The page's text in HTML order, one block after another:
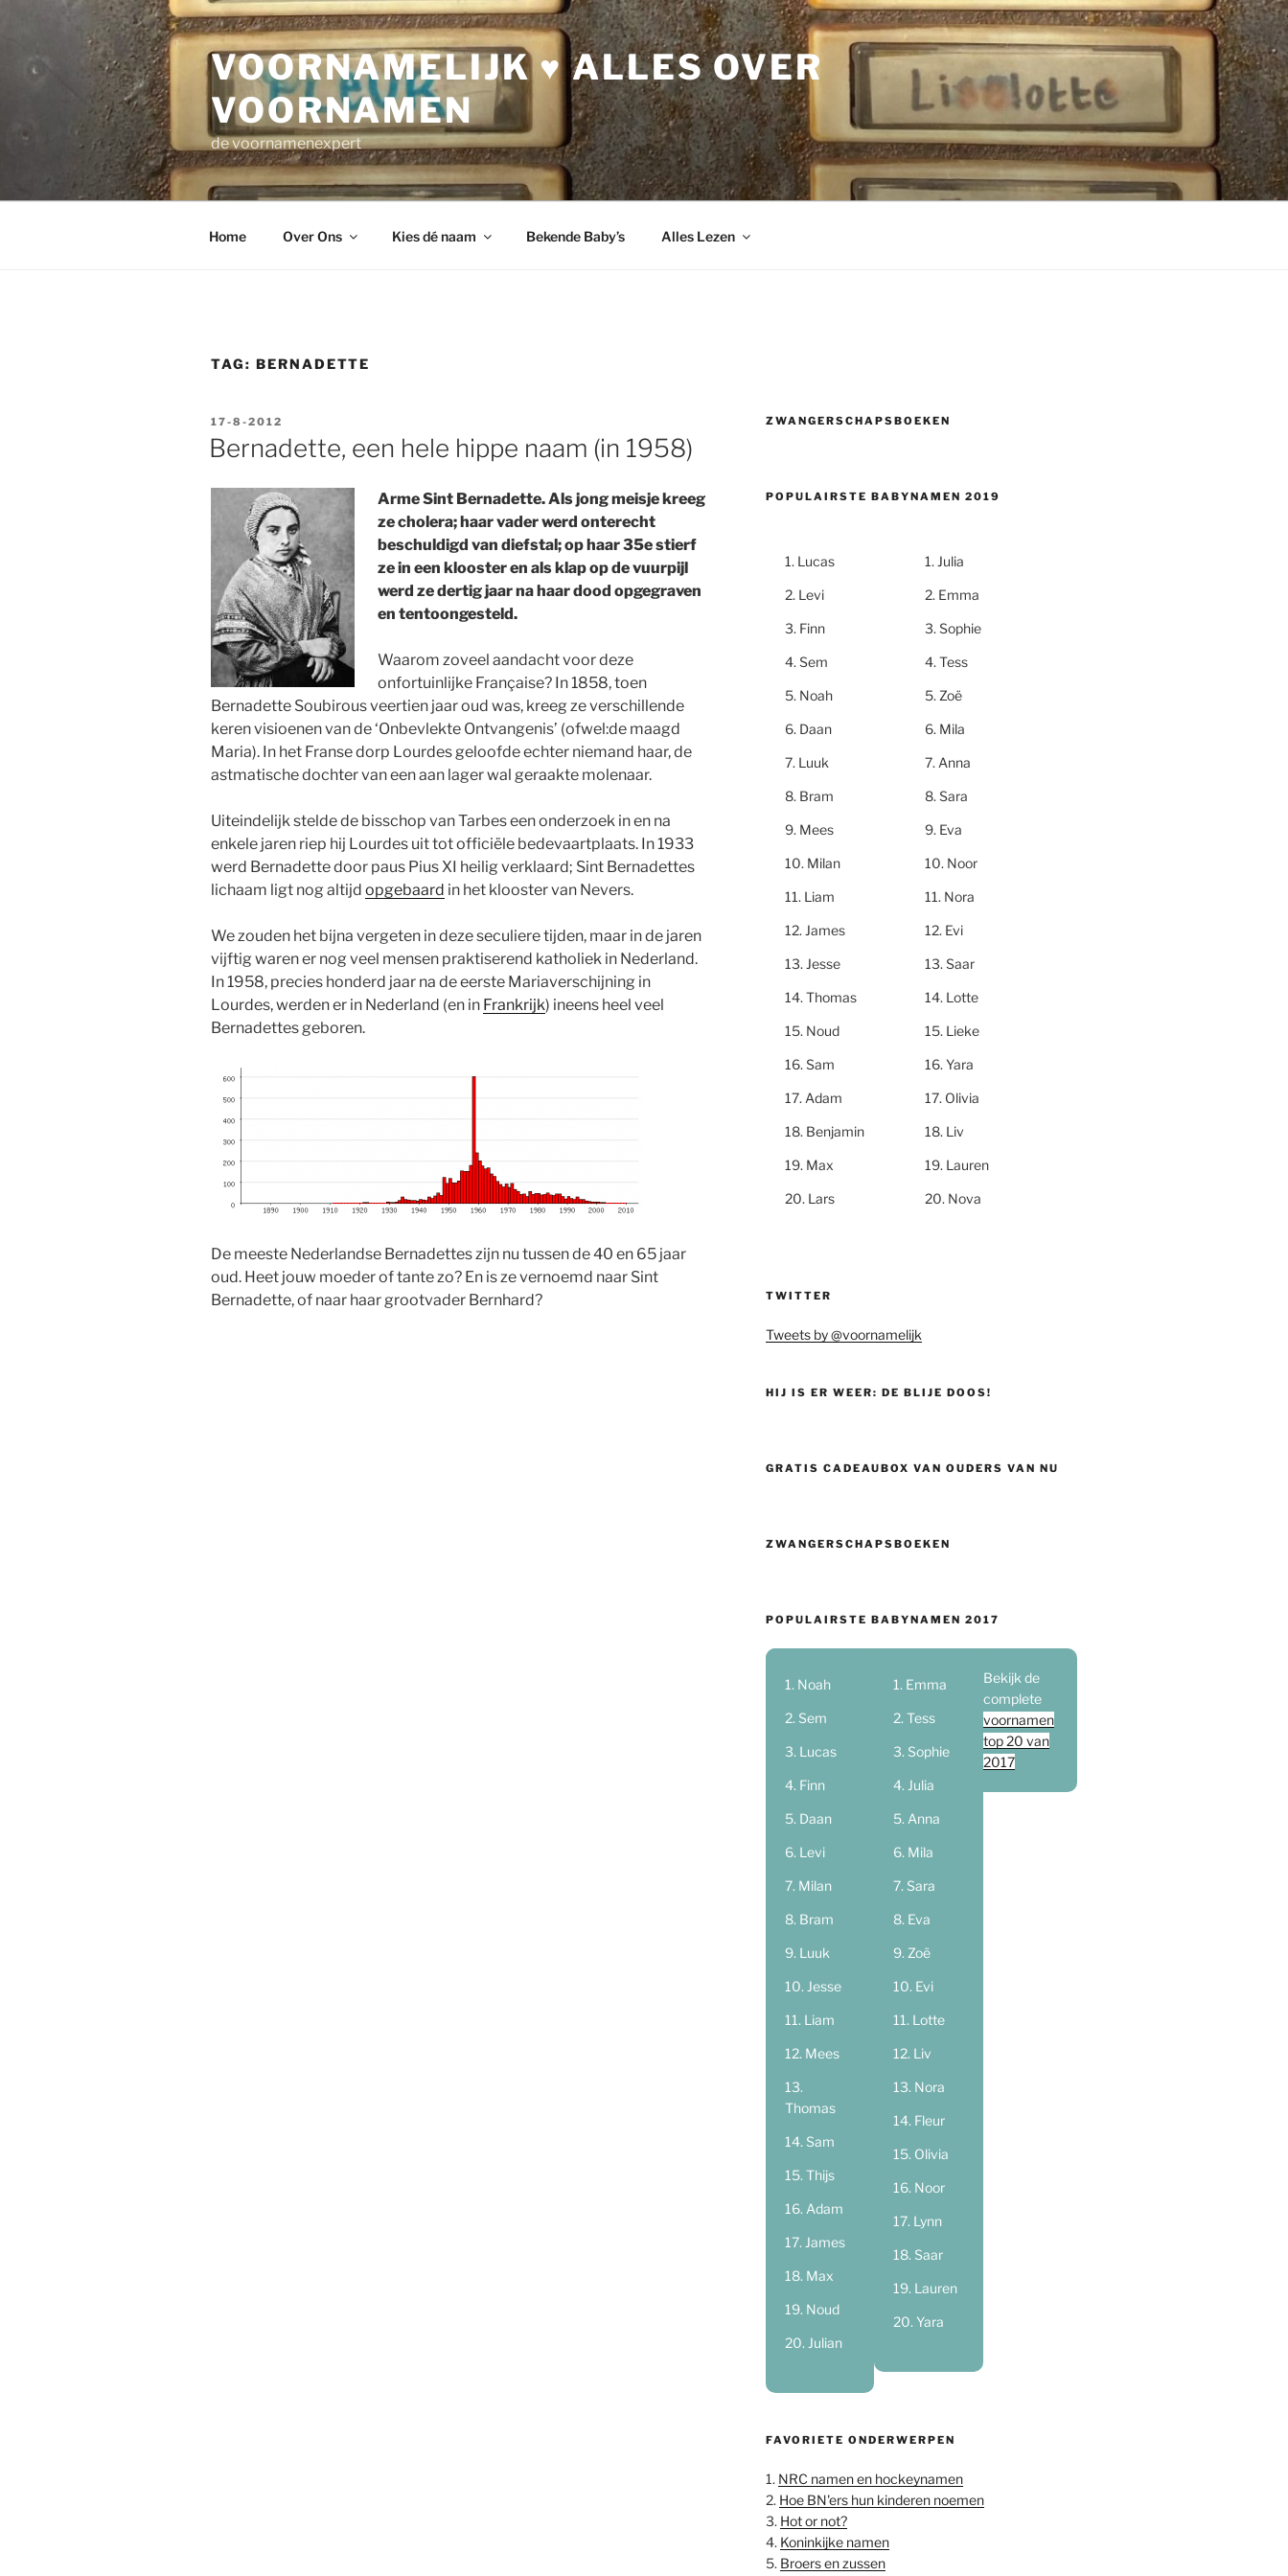
inhoud
VOORNAMELIJK ♥ ALLES OVER
VOORNAMEN
de voornamenexpert
Home Over Ons Kies dé naam Bekende Baby’s Alles Lezen
TAG: BERNADETTE
GEPLAATST
OP
17-8-2012
Bernadette, een hele hippe naam (in 1958)
Arme Sint Bernadette. Als jong meisje kreeg
ze cholera; haar vader werd onterecht
beschuldigd van diefstal; op haar 35e stierf
ze in een klooster en als klap op de vuurpijl
werd ze dertig jaar na haar dood opgegraven
en tentoongesteld.
Waarom zoveel aandacht voor deze
onfortuinlijke Française? In 1858, toen
Bernadette Soubirous veertien jaar oud was, kreeg ze verschillende
keren visioenen van de ‘Onbevlekte Ontvangenis’ (ofwel:de maagd
Maria). In het Franse dorp Lourdes geloofde echter niemand haar, de
astmatische dochter van een aan lager wal geraakte molenaar.
Uiteindelijk stelde de bisschop van Tarbes een onderzoek in en na
enkele jaren riep hij Lourdes uit tot officiële bedevaartplaats. In 1933
werd Bernadette door paus Pius XI heilig verklaard; Sint Bernadettes
lichaam ligt nog altijd opgebaard in het klooster van Nevers.
We zouden het bijna vergeten in deze seculiere tijden, maar in de jaren
vijftig waren er nog veel mensen praktiserend katholiek in Nederland.
In 1958, precies honderd jaar na de eerste Mariaverschijning in
Lourdes, werden er in Nederland (en in Frankrijk) ineens heel veel
Bernadettes geboren.
De meeste Nederlandse Bernadettes zijn nu tussen de 40 en 65 jaar
oud. Heet jouw moeder of tante zo? En is ze vernoemd naar Sint
Bernadette, of naar haar grootvader Bernhard?
ZWANGERSCHAPSBOEKEN
POPULAIRSTE BABYNAMEN 2019
Lucas
Levi
Finn
Sem
Noah
Daan
Luuk
Bram
Mees
Milan
Liam
James
Jesse
Thomas
Noud
Sam
Adam
Benjamin
Max
Lars
Julia
Emma
Sophie
Tess
Zoë
Mila
Anna
Sara
Eva
Noor
Nora
Evi
Saar
Lotte
Lieke
Yara
Olivia
Liv
Lauren
Nova
TWITTER
Tweets by @voornamelijk
HIJ IS ER WEER: DE BLIJE DOOS!
GRATIS CADEAUBOX VAN OUDERS VAN NU
ZWANGERSCHAPSBOEKEN
POPULAIRSTE BABYNAMEN 2017
Noah
Sem
Lucas
Finn
Daan
Levi
Milan
Bram
Luuk
Jesse
Liam
Mees
Thomas
Sam
Thijs
Adam
James
Max
Noud
Julian
Emma
Tess
Sophie
Julia
Anna
Mila
Sara
Eva
Zoë
Evi
Lotte
Liv
Nora
Fleur
Olivia
Noor
Lynn
Saar
Lauren
Yara
Bekijk de
complete
voornamen
top 20 van
2017
FAVORIETE ONDERWERPEN
1. NRC namen en hockeynamen
2. Hoe BN'ers hun kinderen noemen
3. Hot or not?
4. Koninkijke namen
5. Broers en zussen